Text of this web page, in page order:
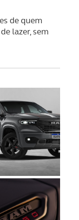
de quem
lazer, sem